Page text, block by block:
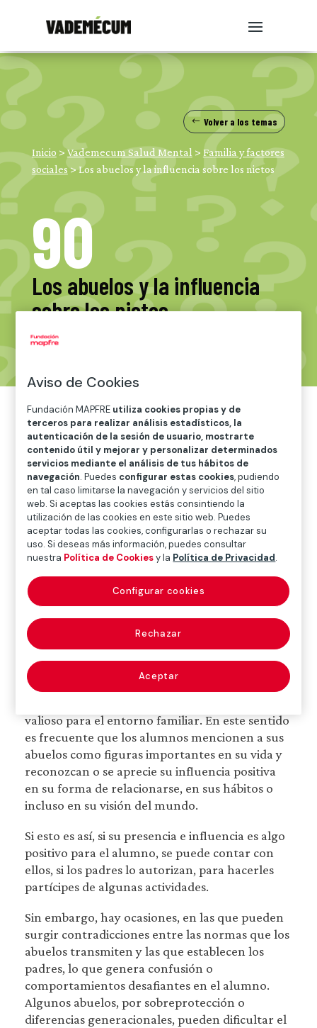
Inicio >Vademecum Salud Mental > Familia y factores
sociales>Los abuelos y la influencia sobre los nietos
Volver a los temas
90
Los abuelos y la influencia
sobre los nietos
Como docentes, es importante reconocer que
los abuelos pueden ejercer una influencia
significativa en el desarrollo emocional, social y
educativo de sus nietos. En muchos casos, son
figuras de referencia afectiva y apoyo cotidiano,
especialmente en familias donde los padres
tienen jornadas laborales extensas o atraviesan
Los abuelos suelen aportar estabilidad
emocional, afecto y escucha, lo que puede
reforzar la autoestima y el bienestar del
alumno. Transmiten valores, tradiciones y
experiencias que enriquecen la identidad del
menor. En algunos casos asumen un rol activo
valioso para el entorno familiar. En este sentido
es frecuente que los alumnos mencionen a sus
abuelos como figuras importantes en su vida y
reconozcan o se aprecie su influencia positiva
en su forma de relacionarse, en sus hábitos o
incluso en su visión del mundo.
Si esto es así, si su presencia e influencia es algo
positivo para el alumno, se puede contar con
ellos, si los padres lo autorizan, para hacerles
partícipes de algunas actividades.
Sin embargo, hay ocasiones, en las que pueden
surgir contradicciones entre las normas que los
abuelos transmiten y las que establecen los
padres, lo que genera confusión o
comportamientos desafiantes en el alumno.
Algunos abuelos, por sobreprotección o
diferencias generacionales, pueden dificultar el
Aviso de Cookies
Fundación MAPFRE utiliza cookies propias y de
terceros para realizar análisis estadísticos, la
autenticación de la sesión de usuario, mostrarte
contenido útil y mejorar y personalizar determinados
servicios mediante el análisis de tus hábitos de
navegación. Puedes configurar estas cookies, pudiendo
en tal caso limitarse la navegación y servicios del sitio
web. Si aceptas las cookies estás consintiendo la
utilización de las cookies en este sitio web. Puedes
aceptar todas las cookies, configurarlas o rechazar su
uso. Si deseas más información, puedes consultar
nuestra Política de Cookiesy la Política de Privacidad.
Rechazar
Aceptar
Configurar cookies